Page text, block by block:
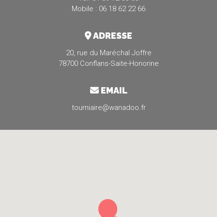
Mobile : 06 18 62 22 66
ADRESSE
20, rue du Maréchal Joffre
78700 Conflans-Saite-Honorine
EMAIL
tourniaire@wanadoo.fr